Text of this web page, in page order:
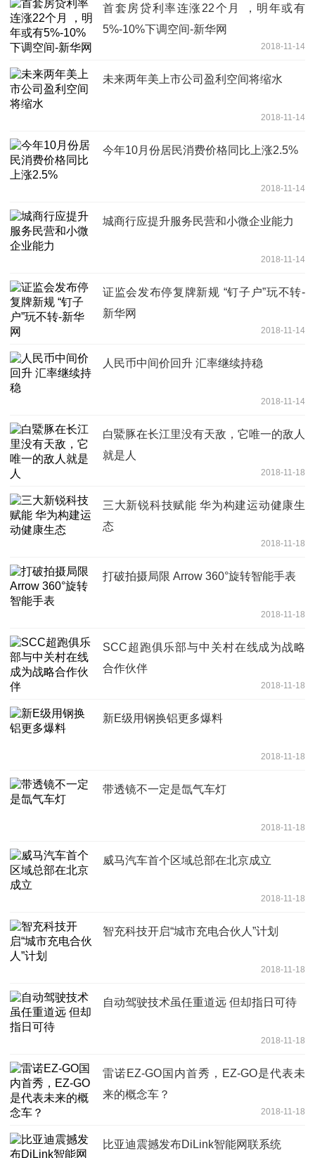
首套房贷利率连涨22个月 ，明年或有
5%-10%下调空间-新华网
2018-11-14
未来两年美上市公司盈利空间将缩水
2018-11-14
今年10月份居民消费价格同比上涨2.5%
2018-11-14
城商行应提升服务民营和小微企业能力
2018-11-14
证监会发布停复牌新规 “钉子户”玩不转-
新华网
2018-11-14
人民币中间价回升 汇率继续持稳
2018-11-14
白鱀豚在长江里没有天敌，它唯一的敌人
就是人
2018-11-18
三大新锐科技赋能 华为构建运动健康生
态
2018-11-18
打破拍摄局限 Arrow 360°旋转智能手表
2018-11-18
SCC超跑俱乐部与中关村在线成为战略
合作伙伴
2018-11-18
新E级用钢换铝更多爆料
2018-11-18
带透镜不一定是氙气车灯
2018-11-18
威马汽车首个区域总部在北京成立
2018-11-18
智充科技开启“城市充电合伙人”计划
2018-11-18
自动驾驶技术虽任重道远 但却指日可待
2018-11-18
雷诺EZ-GO国内首秀，EZ-GO是代表未
来的概念车？
2018-11-18
比亚迪震撼发布DiLink智能网联系统